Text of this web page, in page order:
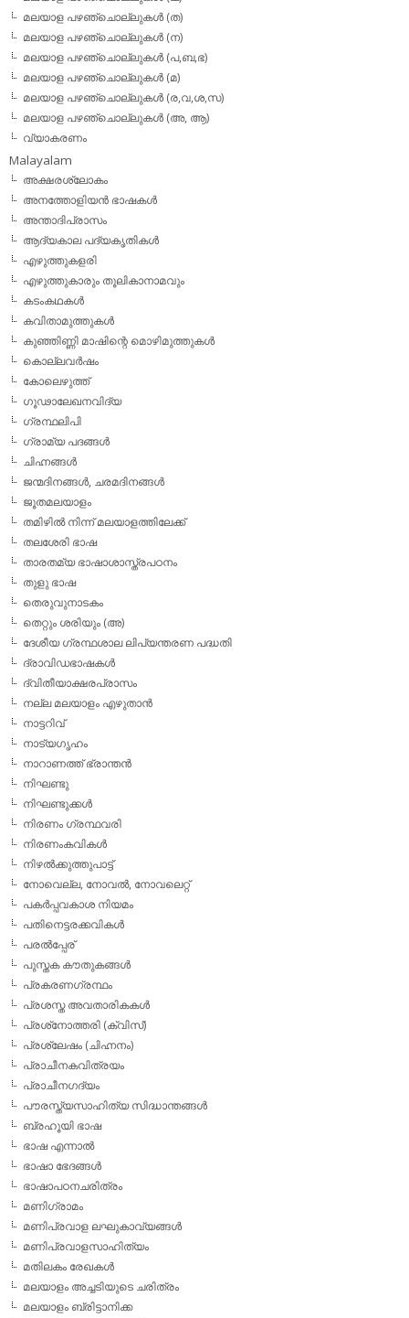
മലയാള പഴഞ്ചൊല്ലുകള്‍ (ത)
മലയാള പഴഞ്ചൊല്ലുകള്‍ (ന)
മലയാള പഴഞ്ചൊല്ലുകള്‍ (പ,ബ,ഭ)
മലയാള പഴഞ്ചൊല്ലുകള്‍ (മ)
മലയാള പഴഞ്ചൊല്ലുകള്‍ (ര,വ,ശ,സ)
മലയാള പഴഞ്ചൊല്ലുകൾ (അ, ആ)
വ്യാകരണം
Malayalam
അക്ഷരശ്ലോകം
അനത്തോളിയന്‍ ഭാഷകള്‍
അന്താദിപ്രാസം
ആദ്യകാല പദ്യകൃതികള്‍
എഴുത്തുകളരി
എഴുത്തുകാരും തൂലികാനാമവും
കടംകഥകള്‍
കവിതാമുത്തുകള്‍
കുഞ്ഞിണ്ണി മാഷിന്റെ മൊഴിമുത്തുകള്‍
കൊല്ലവര്‍ഷം
കോലെഴുത്ത്
ഗൂഢാലേഖനവിദ്യ
ഗ്രന്ഥലിപി
ഗ്രാമ്യ പദങ്ങള്‍
ചിഹ്നങ്ങള്‍
ജന്മദിനങ്ങള്‍, ചരമദിനങ്ങള്‍
ജൂതമലയാളം
തമിഴില്‍ നിന്ന് മലയാളത്തിലേക്ക്
തലശേരി ഭാഷ
താരതമ്യ ഭാഷാശാസ്ത്രപഠനം
തുളു ഭാഷ
തെരുവുനാടകം
തെറ്റും ശരിയും (അ)
ദേശീയ ഗ്രന്ഥശാല ലിപ്യന്തരണ പദ്ധതി
ദ്രാവിഡഭാഷകള്‍
ദ്വിതീയാക്ഷരപ്രാസം
നല്ല മലയാളം എഴുതാന്‍
നാട്ടറിവ്
നാട്യഗൃഹം
നാറാണത്ത് ഭ്രാന്തന്‍
നിഘണ്ടു
നിഘണ്ടുക്കള്‍
നിരണം ഗ്രന്ഥവരി
നിരണംകവികള്‍
നിഴല്‍ക്കുത്തുപാട്ട്
നോവെല്ല, നോവല്‍, നോവലെറ്റ്
പകര്‍പ്പവകാശ നിയമം
പതിനെട്ടരക്കവികള്‍
പരല്‍പ്പേര്
പുസ്തക കൗതുകങ്ങള്‍
പ്രകരണഗ്രന്ഥം
പ്രശസ്ത അവതാരികകള്‍
പ്രശ്‌നോത്തരി (ക്വിസ്)
പ്രശ്ലേഷം (ചിഹ്നനം)
പ്രാചീനകവിത്രയം
പ്രാചീനഗദ്യം
പൗരസ്ത്യസാഹിത്യ സിദ്ധാന്തങ്ങള്‍
ബ്രഹൂയി ഭാഷ
ഭാഷ എന്നാല്‍
ഭാഷാ ഭേദങ്ങള്‍
ഭാഷാപഠനചരിത്രം
മണിഗ്രാമം
മണിപ്രവാള ലഘുകാവ്യങ്ങള്‍
മണിപ്രവാളസാഹിത്യം
മതിലകം രേഖകള്‍
മലയാളം അച്ചടിയുടെ ചരിത്രം
മലയാളം ബ്രിട്ടാനിക്ക